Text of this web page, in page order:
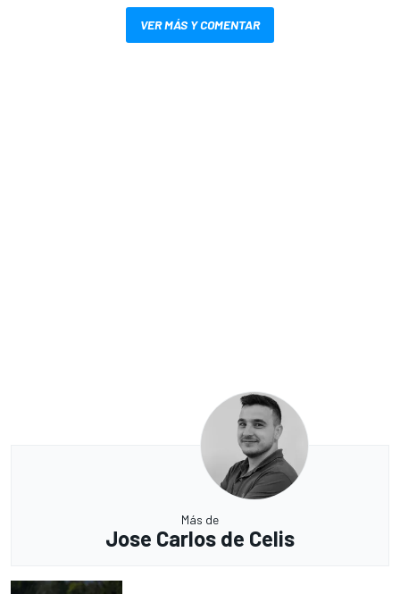
VER MÁS Y COMENTAR
Más de
Jose Carlos de Celis